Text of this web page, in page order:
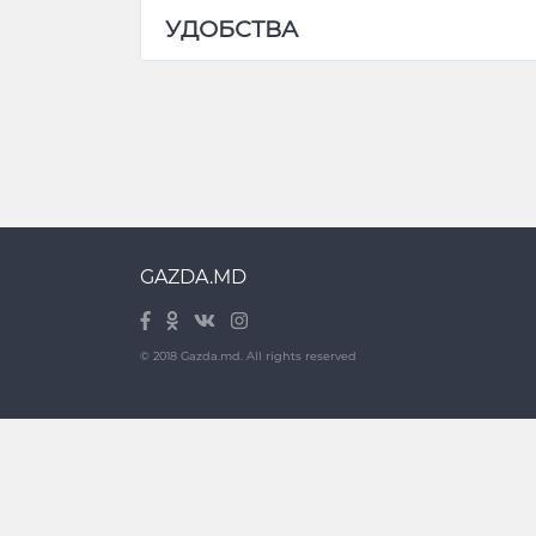
УДОБСТВА
GAZDA.MD
© 2018 Gazda.md. All rights reserved